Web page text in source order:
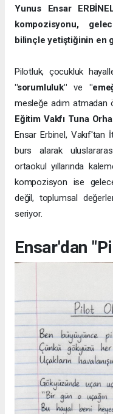
Yunus Ensar
kompozisyonu,
bilinçle yetiştiğinin en
Pilotluk, çocukluk
"sorumluluk"ve
mesleğe adım atmadan
Eğitim Vakfı Tuna
Ensar Erbinel,
burs alarak
ortaokul yıllarında
kompozisyon ise
değil, toplumsal
seriyor.
Ensar'dan